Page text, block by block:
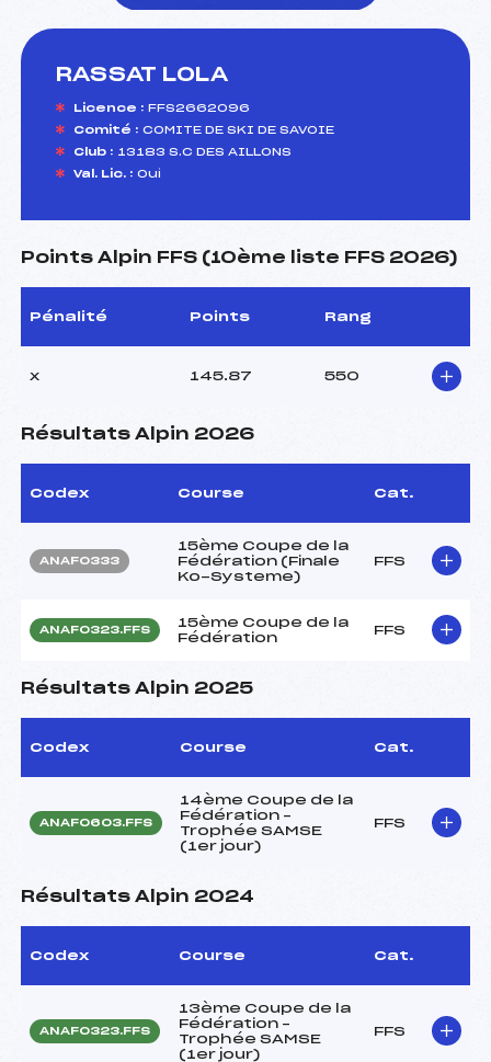
RASSAT LOLA
Licence : FFS2662096
Comité : COMITE DE SKI DE SAVOIE
Club : 13183 S.C DES AILLONS
Val. Lic. : Oui
Points Alpin FFS (10ème liste FFS 2026)
Pénalité Points Rang
x 145.87 550
Résultats Alpin 2026
Codex Course Cat.
ANAF0333
15ème Coupe de la
Fédération (Finale
Ko-Systeme)
FFS
ANAF0323.FFS
15ème Coupe de la
Fédération
FFS
Résultats Alpin 2025
Codex Course Cat.
ANAF0603.FFS
14ème Coupe de la
Fédération –
Trophée SAMSE
(1er jour)
FFS
Résultats Alpin 2024
Codex Course Cat.
ANAF0323.FFS
13ème Coupe de la
Fédération –
Trophée SAMSE
(1er jour)
FFS